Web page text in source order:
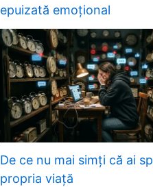
epuizată emoțional
De ce nu mai simți că ai
propria viață